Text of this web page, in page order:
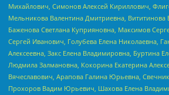
Михайлович, Симонов Алексей Кириллович,
Мельникова Валентина Дмитриевна, Вититинова
Баженова Светлана Куприяновна, Максимов
Сергей Иванович, Голубева Елена Николаевна,
Алексеевна, Закс Елена Владимировна, Буртина
Людмила Залмановна, Кокорина Екатерина
Вячеславович, Арапова Галина Юрьевна,
Прохоров Вадим Юрьевич, Шахова Елена